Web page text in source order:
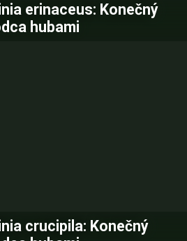
erinaceus: Konečný
hubami
crucipila: Konečný